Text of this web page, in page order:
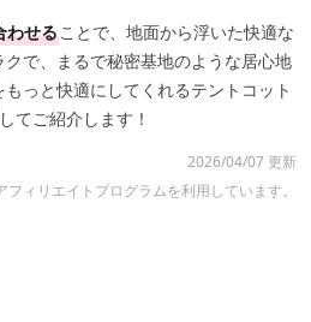
わせることで、地面から浮いた快適な
で、まるで秘密基地のような居心地
っと快適にしてくれるテントコット
てご紹介します！
2026/04/07 更新
フィリエイトプログラムを利用しています。